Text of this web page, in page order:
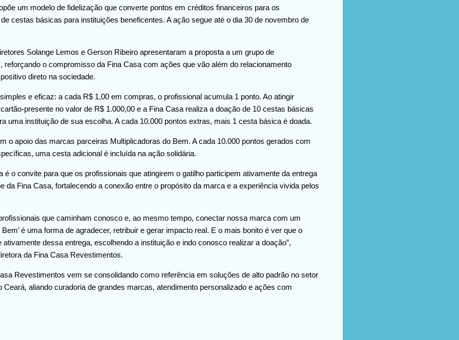
um modelo de fidelização que converte pontos em créditos financeiros para os
cestas básicas para instituições beneficentes. A ação segue até o dia 30 de novembro de
Solange Lemos e Gerson Ribeiro apresentaram a proposta a um grupo de
reforçando o compromisso da Fina Casa com ações que vão além do relacionamento
direto na sociedade.
e eficaz: a cada R$ 1,00 em compras, o profissional acumula 1 ponto. Ao atingir
presente no valor de R$ 1.000,00 e a Fina Casa realiza a doação de 10 cestas básicas
uma instituição de sua escolha. A cada 10.000 pontos extras, mais 1 cesta básica é doada.
o apoio das marcas parceiras Multiplicadoras do Bem. A cada 10.000 pontos gerados com
uma cesta adicional é incluída na ação solidária.
é o convite para que os profissionais que atingirem o gatilho participem ativamente da entrega
da Fina Casa, fortalecendo a conexão entre o propósito da marca e a experiência vivida pelos
que caminham conosco e, ao mesmo tempo, conectar nossa marca com um
Bem’ é uma forma de agradecer, retribuir e gerar impacto real. E o mais bonito é ver que o
ativamente dessa entrega, escolhendo a instituição e indo conosco realizar a doação”,
da Fina Casa Revestimentos.
Revestimentos vem se consolidando como referência em soluções de alto padrão no setor
Ceará, aliando curadoria de grandes marcas, atendimento personalizado e ações com